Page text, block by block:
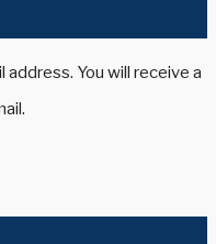
You will receive a